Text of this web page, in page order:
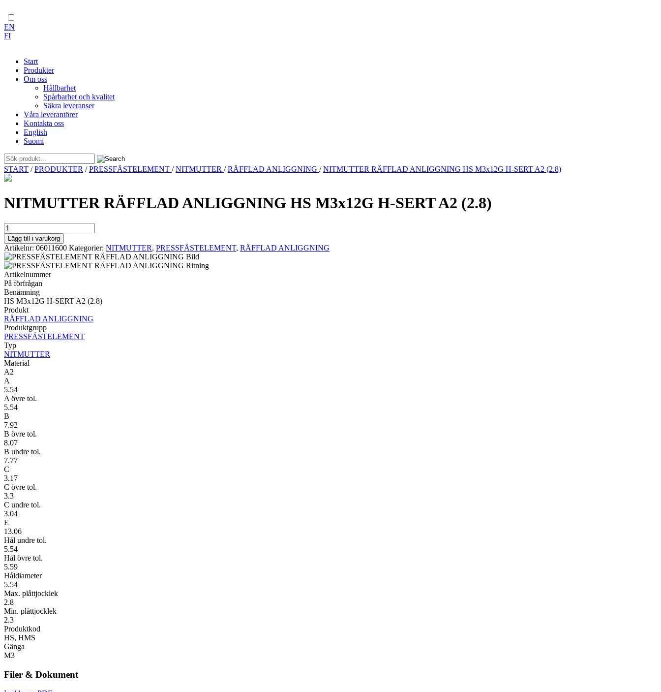
EN
FI
Start
Produkter
Om oss
Hållbarhet
Spårbarhet och kvalitet
Säkra leveranser
Våra leverantörer
Kontakta oss
English
Suomi
Skip
to
START /PRODUKTER /PRESSFÄSTELEMENT /NITMUTTER /RÄFFLAD ANLIGGNING /NITMUTTER RÄFFLAD ANLIGGNING HS M3x12G H-SERT A2 (2.8)
NITMUTTER RÄFFLAD ANLIGGNING HS M3x12G H-SERT A2 (2.8)
NITMUTTER
RÄFFLAD
ANLIGGNING
HS
M3x12G
H-
SERT
A2
(2.8)
mängd
Lägg till i varukorg
Artikelnr: 06011600 Kategorier: NITMUTTER, PRESSFÄSTELEMENT, RÄFFLAD ANLIGGNING
Artikelnummer
På förfrågan
Benämning
HS M3x12G H-SERT A2 (2.8)
Produkt
RÄFFLAD ANLIGGNING
Produktgrupp
PRESSFÄSTELEMENT
Typ
NITMUTTER
Material
A2
A
5.54
A övre tol.
5.54
B
7.92
B övre tol.
8.07
B undre tol.
7.77
C
3.17
C övre tol.
3.3
C undre tol.
3.04
E
13.06
Hål undre tol.
5.54
Hål övre tol.
5.59
Håldiameter
5.54
Max. plåttjocklek
2.8
Min. plåttjocklek
2.3
Produktkod
HS, HMS
Gänga
M3
Filer & Dokument